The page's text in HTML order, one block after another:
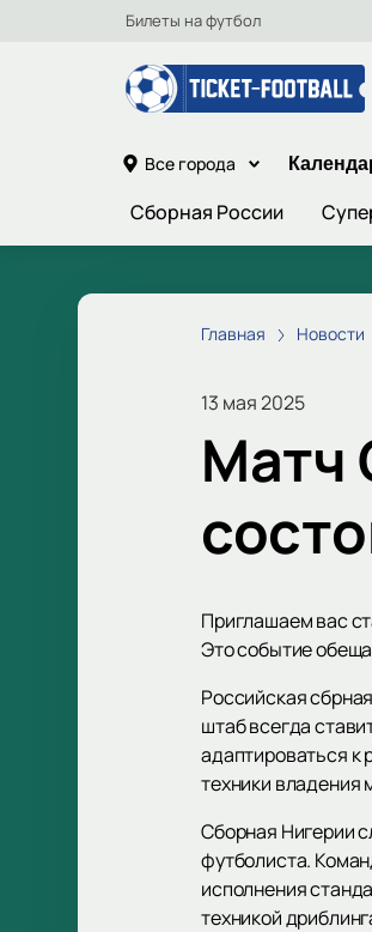
Билеты на футбол
Все города
Сборная России
Главная Новости
13 мая 2025
Матч
Приглашаем вас
Это событие
Российская
штаб всегда
адаптироваться
техники владения
Сборная Нигерии
футболиста.
исполнения
техникой